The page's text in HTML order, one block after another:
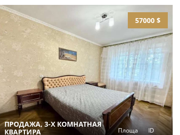
57000 $
ПРОДАЖА, 3-Х КОМНАТНАЯ
КВАРТИРА
Площа ID